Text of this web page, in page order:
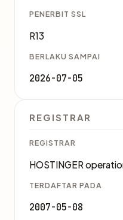
PENERBIT SSL
R13
BERLAKU SAMPAI
2026-07-05
REGISTRAR
REGISTRAR
HOSTINGER
TERDAFTAR PADA
2007-05-08